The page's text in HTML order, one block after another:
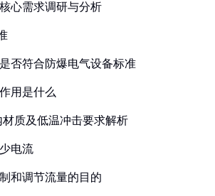
心需求调研与分析
否符合防爆电气设备标准
用是什么
材质及低温冲击要求解析
电流
和调节流量的目的